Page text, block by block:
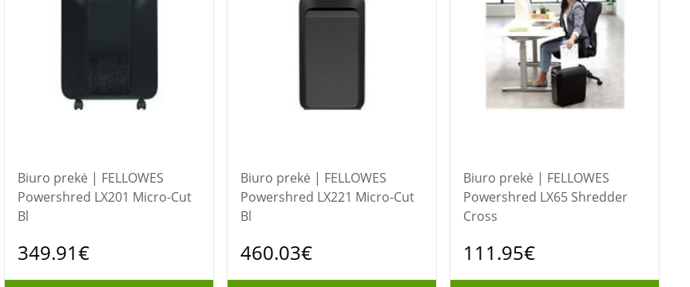
Biuro prekė | FELLOWES
Powershred LX201 Micro-Cut
Bl
349.91€
Biuro prekė | FELLOWES
Powershred LX221 Micro-Cut
Bl
460.03€
Biuro prekė | FELLOWES
Powershred LX65 Shredder
Cross
111.95€